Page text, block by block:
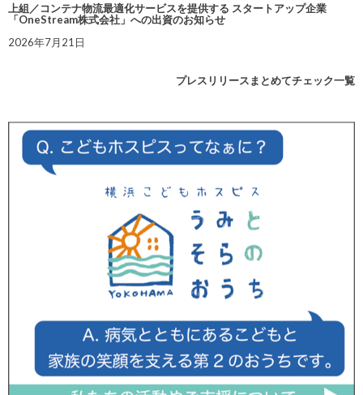
上組／コンテナ物流最適化サービスを提供する スタートアップ企業
「OneStream株式会社」への出資のお知らせ
2026年7月21日
プレスリリースまとめてチェック一覧